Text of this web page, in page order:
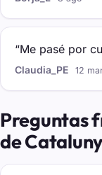
“Me pasé por
Claudia_PE 12
Preguntas
de